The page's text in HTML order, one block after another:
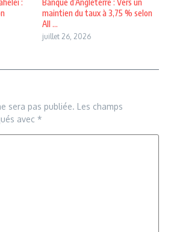
:
Banque d’Angleterre : Vers un
maintien du taux à 3,75 % selon
All ...
juillet 26, 2026
sera pas publiée. Les champs
avec *